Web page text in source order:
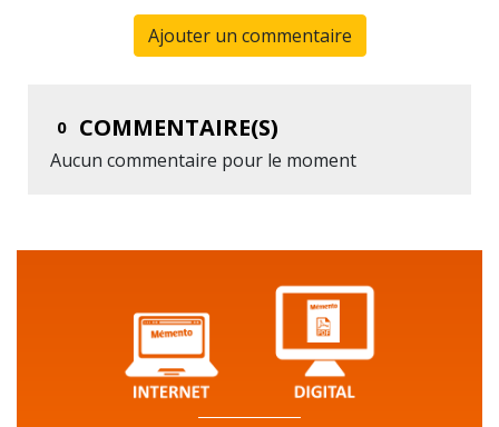
Ajouter un commentaire
0 COMMENTAIRE(S)
Aucun commentaire pour le moment